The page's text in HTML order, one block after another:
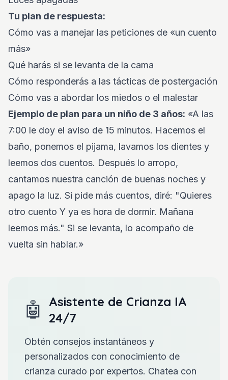
Tu plan de respuesta:
Cómo vas a manejar las peticiones de «un cuento
más»
Qué harás si se levanta de la cama
Cómo responderás a las tácticas de postergación
Cómo vas a abordar los miedos o el malestar
Ejemplo de plan para un niño de 3 años: «A las
7:00 le doy el aviso de 15 minutos. Hacemos el
baño, ponemos el pijama, lavamos los dientes y
leemos dos cuentos. Después lo arropo,
cantamos nuestra canción de buenas noches y
apago la luz. Si pide más cuentos, diré: "Quieres
otro cuento Y ya es hora de dormir. Mañana
leemos más." Si se levanta, lo acompaño de
vuelta sin hablar.»
🤖
Asistente de Crianza IA
24/7
Obtén consejos instantáneos y
personalizados con conocimiento de
crianza curado por expertos. Chatea con